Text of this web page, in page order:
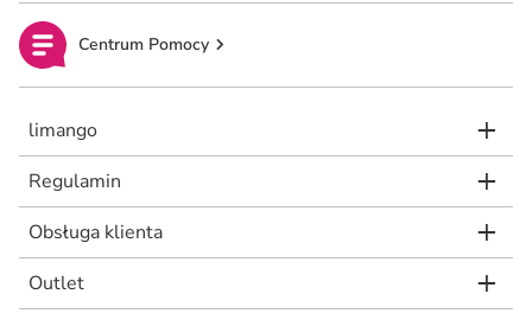
Centrum Pomocy
limango
Regulamin
Obsługa klienta
Outlet